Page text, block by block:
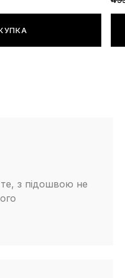
те, з підошвою не